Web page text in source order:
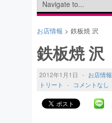
お店情報 > 鉄板焼 沢
鉄板焼 沢
2012年1月1日 - お店情報
トリート
- コメントなし